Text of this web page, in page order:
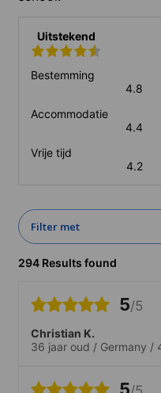
Uitstekend
Bestemming
4.8
Accommodatie
4.4
Vrije tijd
4.2
Filter met
294 Results found
5/5
Christian K.
36 jaar oud / Germany /
5